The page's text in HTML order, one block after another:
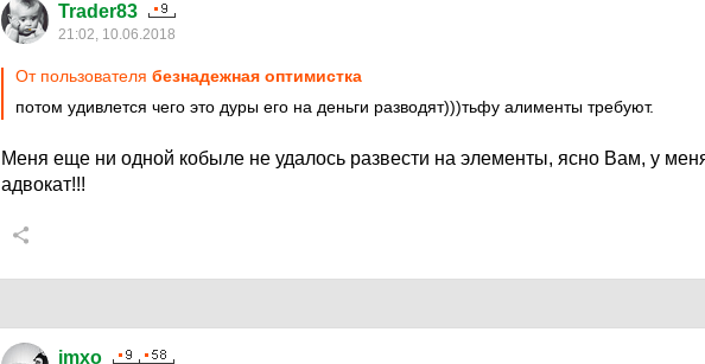
Trader83
21:02, 10.06.2018
От пользователя безнадежная оптимистка
потом удивлется чего это дуры его на деньги разводят)))тьфу алименты требуют.
Меня еще ни одной кобыле не удалось развести на элементы, ясно Вам, у
адвокат!!!
imxo